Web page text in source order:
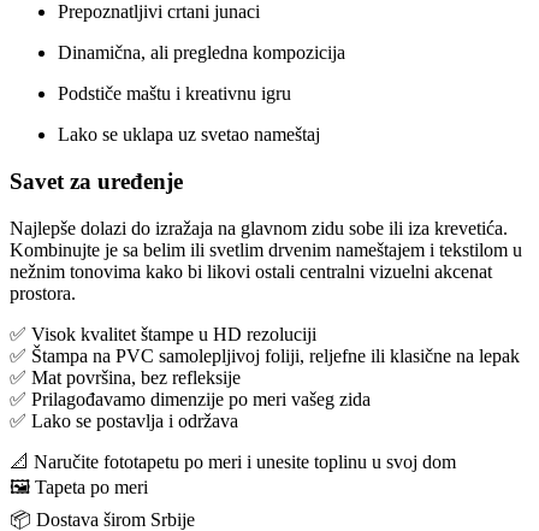
Prepoznatljivi crtani junaci
Dinamična, ali pregledna kompozicija
Podstiče maštu i kreativnu igru
Lako se uklapa uz svetao nameštaj
Savet za uređenje
Najlepše dolazi do izražaja na glavnom zidu sobe ili iza krevetića.
Kombinujte je sa belim ili svetlim drvenim nameštajem i tekstilom u
nežnim tonovima kako bi likovi ostali centralni vizuelni akcenat
prostora.
✅ Visok kvalitet štampe u HD rezoluciji
✅ Štampa na PVC samolepljivoj foliji, reljefne ili klasične na lepak
✅ Mat površina, bez refleksije
✅ Prilagođavamo dimenzije po meri vašeg zida
✅ Lako se postavlja i održava
📐 Naručite fototapetu po meri i unesite toplinu u svoj dom
🖼️ Tapeta po meri
📦 Dostava širom Srbije